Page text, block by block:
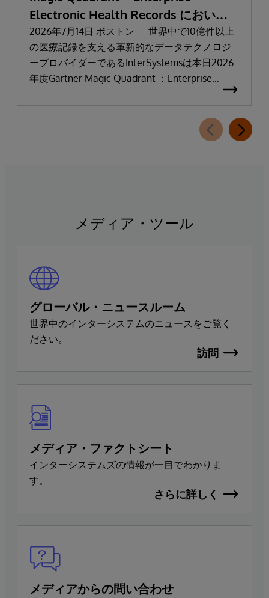
Electronic Health Records において
「リーダー」と評価される
2026年7月14日 ボストン —世界中で10億件以上
の医療記録を支える革新的なデータテクノロジ
ープロバイダーであるInterSystemsは本日2026
年度Gartner Magic Quadrant ：Enterprise
Electronic Health Records（医療機関向け電子カ
メディア・ツール
グローバル・ニュースルーム
世界中のインターシステムのニュースをご覧く
ださい。
訪問
メディア・ファクトシート
インターシステムズの情報が一目でわかりま
す。
さらに詳しく
メディアからの問い合わせ